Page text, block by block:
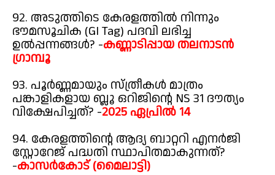
92. അടുത്തിടെ കേരളത്തിൽ നിന്നും
ഭൗമസൂചിക (GI Tag) പദവി ലഭിച്ച
ഉൽപ്പന്നങ്ങൾ? -കണ്ണാടിപ്പായ തലനാടൻ
ഗ്രാമ്പൂ
93. പൂർണ്ണമായും സ്ത്രീകൾ മാത്രം
പങ്കാളികളായ ബ്ലൂ ഒറിജിന്റെ NS 31 ദൗത്യം
വിക്ഷേപിച്ചത്? -2025 ഏപ്രിൽ 14
94. കേരളത്തിന്റെ ആദ്യ ബാറ്ററി എനർജി
സ്റ്റോറേജ് പദ്ധതി സ്ഥാപിതമാകുന്നത്?
-കാസർകോട് (മൈലാട്ടി)